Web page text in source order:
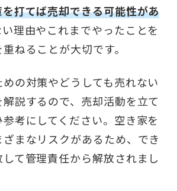
打てば売却できる可能性があ
理由やこれまでやったことを
ねることが大切です。
の対策やどうしても売れない
説するので、売却活動を立て
考にしてください。空き家を
まなリスクがあるため、でき
て管理責任から解放されまし